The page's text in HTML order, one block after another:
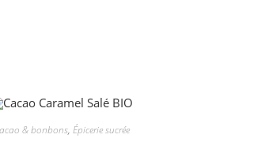
& bonbons, Épicerie sucrée